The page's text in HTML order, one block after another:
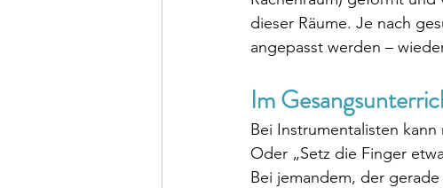
dieser Räume. Je nach
angepasst werden –
Im
Bei Instrumentalisten
Oder „Setz die Finger
Bei jemandem, der